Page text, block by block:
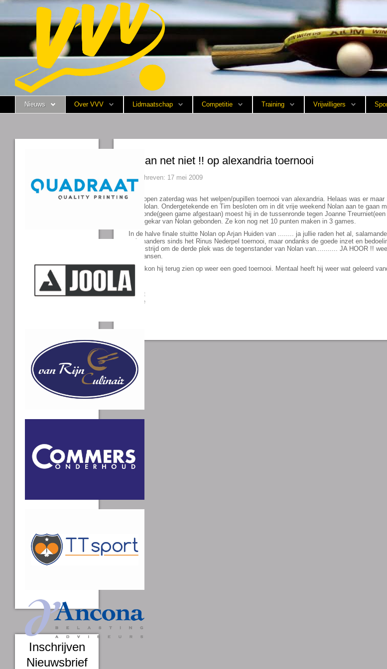
Nieuws
Over VVV
Lidmaatschap
Competitie
Sponsoring
Nieuws Over VVV Lidmaatschap Competitie Training Vrijwilligers
Nolan net niet !! op alexandria toernooi
Geschreven: 17 mei 2009
Afgelopen zaterdag was het welpen/pupillen toernooi van alexandria. Helaas was er
van Nolan. Ondergetekende en Tim besloten om in dit vrije weekend Nolan aan te gaan
voorronde(geen game afgestaan) moest hij in de tussenronde tegen Joanne
de zegekar van Nolan gebonden. Ze kon nog net 10 punten maken in 3 games.
In de halve finale stuitte Nolan op Arjan Huiden van ........ ja jullie raden het al,
salamanders sinds het Rinus Nederpel toernooi, maar ondanks de goede inzet en
In de strijd om de derde plek was de tegenstander van Nolan van........... JA HOOR !!
wel kansen.
Toch kon hij terug zien op weer een goed toernooi. Mentaal heeft hij weer wat geleerd
Tweet
Share
Inschrijven
Nieuwsbrief